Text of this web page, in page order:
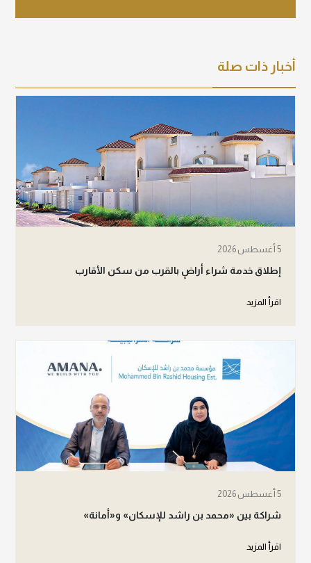
أخبار ذات صلة
5 أغسطس 2026
إطلاق خدمة شراء أراضٍ بالقرب من سكن الأقارب
اقرأ المزيد
5 أغسطس 2026
شراكة بين «محمد بن راشد للإسكان» و«أمانة»
اقرأ المزيد